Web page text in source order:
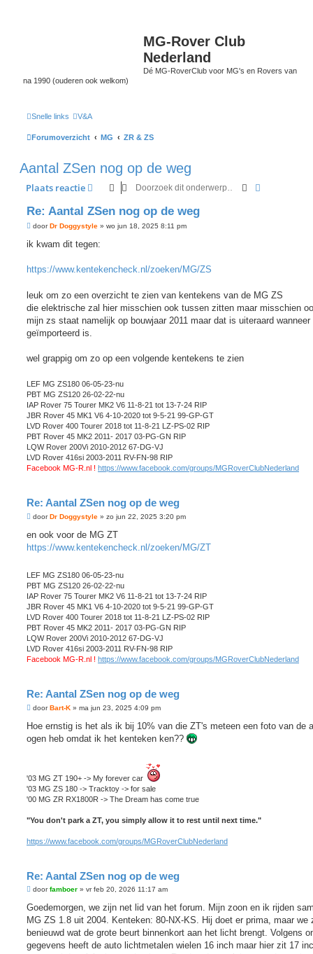
MG-Rover Club
Nederland
Dé MG-RoverClub voor MG's en Rovers van
na 1990 (ouderen ook welkom)
Snelle links V&A
Forumoverzicht MG ZR & ZS
Aantal ZSen nog op de weg
Plaats reactie Zoek
Re: Aantal ZSen nog op de weg
B
r
h
doorDr Doggystyle » wo jun 18, 2025 8:11 pm
ik kwam dit tegen:
https://www.kentekencheck.nl/zoeken/MG/ZS
leuk om zo een overzicht te zien van kentekens van de MG ZS
die elektrische zal hier misschien ook tussen zitten maar misschien
mijn zs staat namelijk op bouwjaar 2011 maar dat is uiteraard wanneer
geïmporteerd is.
wel grappig om zo op een volgende kentekens te zien
LEF MG ZS180 06-05-23-nu
PBT MG ZS120 26-02-22-nu
IAP Rover 75 Tourer MK2 V6 11-8-21 tot 13-7-24 RIP
JBR Rover 45 MK1 V6 4-10-2020 tot 9-5-21 99-GP-GT
LVD Rover 400 Tourer 2018 tot 11-8-21 LZ-PS-02 RIP
PBT Rover 45 MK2 2011- 2017 03-PG-GN RIP
LQW Rover 200Vi 2010-2012 67-DG-VJ
LVD Rover 416si 2003-2011 RV-FN-98 RIP
Facebook MG-R.nl ! https://www.facebook.com/groups/MGRoverClubNederland
Re: Aantal ZSen nog op de weg
B
r
c
doorDr Doggystyle » zo jun 22, 2025 3:20 pm
en ook voor de MG ZT
https://www.kentekencheck.nl/zoeken/MG/ZT
LEF MG ZS180 06-05-23-nu
PBT MG ZS120 26-02-22-nu
IAP Rover 75 Tourer MK2 V6 11-8-21 tot 13-7-24 RIP
JBR Rover 45 MK1 V6 4-10-2020 tot 9-5-21 99-GP-GT
LVD Rover 400 Tourer 2018 tot 11-8-21 LZ-PS-02 RIP
PBT Rover 45 MK2 2011- 2017 03-PG-GN RIP
LQW Rover 200Vi 2010-2012 67-DG-VJ
LVD Rover 416si 2003-2011 RV-FN-98 RIP
Facebook MG-R.nl ! https://www.facebook.com/groups/MGRoverClubNederland
Re: Aantal ZSen nog op de weg
B
r
c
doorBart-K » ma jun 23, 2025 4:09 pm
Hoe ernstig is het als ik bij 10% van die ZT's meteen een foto van de
ogen heb omdat ik het kenteken ken??
'03 MG ZT 190+ -> My forever car
'03 MG ZS 180 -> Tracktoy -> for sale
'00 MG ZR RX1800R -> The Dream has come true
"You don't park a ZT, you simply allow it to rest until next time."
https://www.facebook.com/groups/MGRoverClubNederland
Re: Aantal ZSen nog op de weg
B
r
c
h
doorfamboer » vr feb 20, 2026 11:17 am
Goedemorgen, we zijn net lid van het forum. Mijn zoon en ik rijden
MG ZS 1.8 uit 2004. Kenteken: 80-NX-KS. Hij doet er prima, maar we
benieuwd wat de grote beurt binnenkort aan het licht brengt. Volgens
gegevens heeft de auto lichtmetalen wielen 16 inch maar hier zit 17